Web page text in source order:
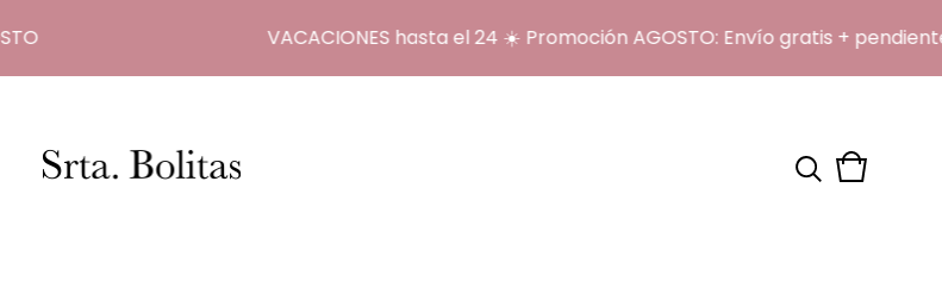
VACACIONES hasta el 24 ☀️ Promoción AGOSTO: Envío gratis +
Ver
0